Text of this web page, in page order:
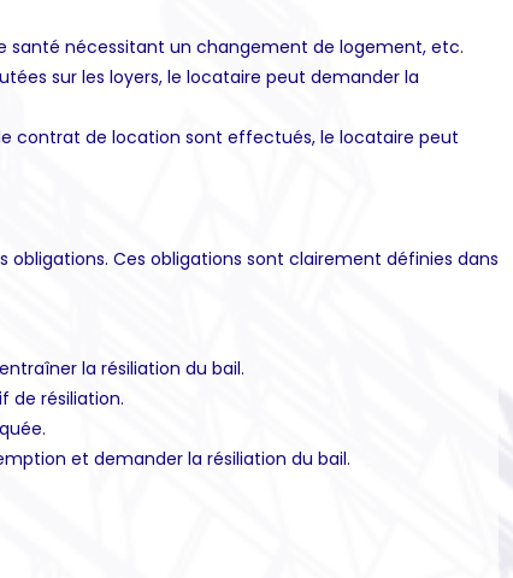
nécessitant un changement de logement, etc.
sur les loyers, le locataire peut demander la
contrat de location sont effectués, le locataire peut
Ces obligations sont clairement définies dans
la résiliation du bail.
de résiliation.
et demander la résiliation du bail.